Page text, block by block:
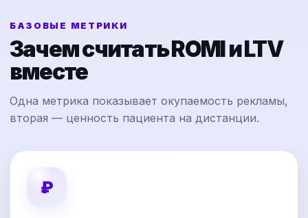
БАЗОВЫЕ МЕТРИКИ
Зачем считать ROMI и LTV
вместе
Одна метрика показывает окупаемость рекламы,
вторая — ценность пациента на дистанции.
₽